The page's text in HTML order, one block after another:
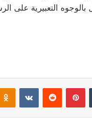
بالوجوه التعبيرية على
بينتيريست